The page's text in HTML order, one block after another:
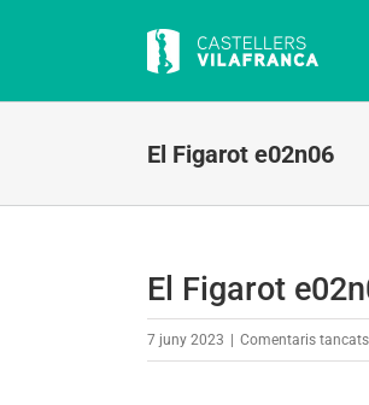
El Figarot e02n06
El Figarot
7 juny 2023 Comentaris tancatsa